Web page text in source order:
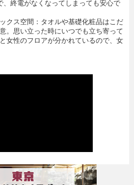
、終電がなくなってしまっても安心で
クス空間：タオルや基礎化粧品はこだ
。思い立った時にいつでも立ち寄って
女性のフロアが分かれているので、女